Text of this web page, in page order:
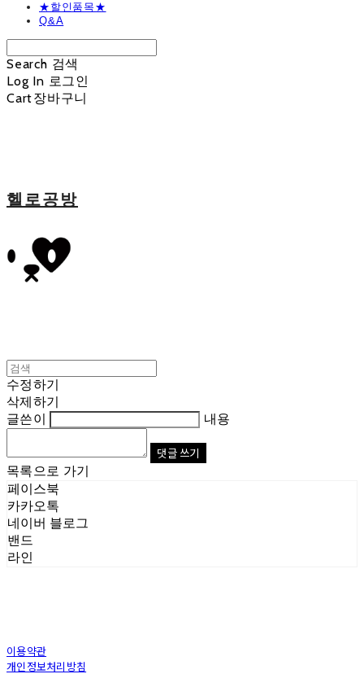
★할인품목★
Q&A
Search 검색
Log In 로그인
Cart장바구니
헬로공방
수정하기
삭제하기
글쓴이
내용
댓글 쓰기
목록으로 가기
페이스북
카카오톡
네이버 블로그
밴드
라인
이용약관
개인정보처리방침